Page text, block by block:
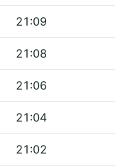
21:09
21:08
21:06
21:04
21:02